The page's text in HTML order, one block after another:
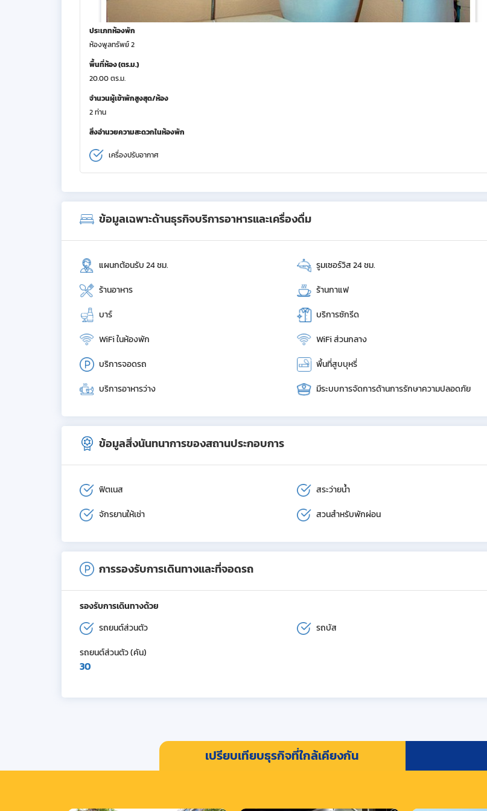
ประเภทห้องพัก
ห้องพูลทรัพย์ 2
พื้นที่ห้อง (ตร.ม.)
20.00 ตร.ม.
จำนวนผู้เข้าพักสูงสุด/ห้อง
2 ท่าน
สิ่งอำนวยความสะดวกในห้องพัก
เครื่องปรับอากาศ
ข้อมูลเฉพาะด้านธุรกิจบริการอาหารและเครื่องดื่ม
แผนกต้อนรับ 24 ชม.
รูมเซอร์วิส 24 ชม.
ร้านอาหาร
ร้านกาแฟ
บาร์
บริการซักรีด
WiFi ในห้องพัก
WiFi ส่วนกลาง
บริการจอดรถ
พื้นที่สูบบุหรี่
บริการอาหารว่าง
มีระบบการจัดการด้านการรักษาความปลอดภัย
ข้อมูลสิ่งนันทนาการของสถานประกอบการ
ฟิตเนส
สระว่ายน้ำ
จักรยานให้เช่า
สวนสำหรับพักผ่อน
การรองรับการเดินทางและที่จอดรถ
รองรับการเดินทางด้วย
รถยนต์ส่วนตัว
รถบัส
รถยนต์ส่วนตัว (คัน)
30
เปรียบเทียบธุรกิจที่ใกล้เคียงกัน